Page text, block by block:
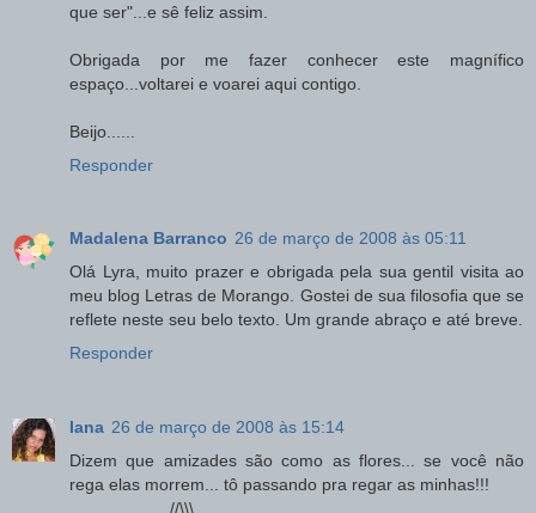
que ser"...e sê feliz assim.
Obrigada por me fazer conhecer este magnífico
espaço...voltarei e voarei aqui contigo.
Beijo......
Responder
Madalena Barranco 26 de março de 2008 às 05:11
Olá Lyra, muito prazer e obrigada pela sua gentil visita ao
meu blog Letras de Morango. Gostei de sua filosofia que se
reflete neste seu belo texto. Um grande abraço e até breve.
Responder
Iana 26 de março de 2008 às 15:14
Dizem que amizades são como as flores... se você não
rega elas morrem... tô passando pra regar as minhas!!!
.................... //\\\